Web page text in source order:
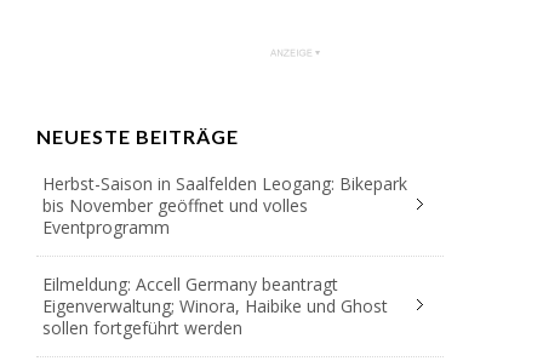
NEUESTE BEITRÄGE
Herbst-Saison in Saalfelden Leogang: Bikepark
bis November geöffnet und volles
Eventprogramm
Eilmeldung: Accell Germany beantragt
Eigenverwaltung; Winora, Haibike und Ghost
sollen fortgeführt werden